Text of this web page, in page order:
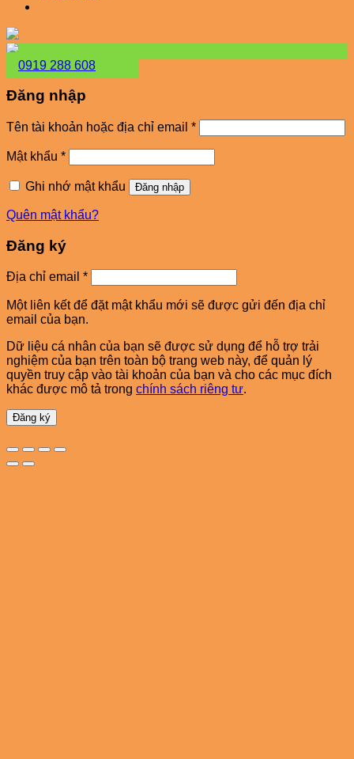
0919 288 608
Đăng nhập
Tên tài khoản hoặc địa chỉ email *Bắt
buộc
Mật khẩu *Bắt
buộc
Ghi nhớ mật khẩu
Đăng nhập
Quên mật khẩu?
Đăng ký
Địa chỉ email *Bắt
buộc
Một liên kết để đặt mật khẩu mới sẽ được gửi đến địa chỉ
email của bạn.
Dữ liệu cá nhân của bạn sẽ được sử dụng để hỗ trợ trải
nghiệm của bạn trên toàn bộ trang web này, để quản lý
quyền truy cập vào tài khoản của bạn và cho các mục đích
khác được mô tả trong chính sách riêng tư.
Đăng ký